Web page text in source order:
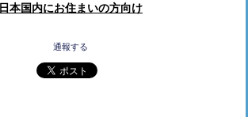
日本国内にお住まいの方向け
通報する